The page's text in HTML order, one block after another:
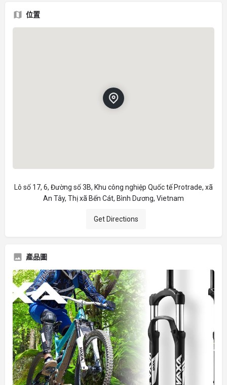
位置
Lô số 17, 6, Đường số 3B, Khu công nghiệp Quốc tế Protrade, xã
An Tây, Thị xã Bến Cát, Bình Dương, Vietnam
Get Directions
產品圖